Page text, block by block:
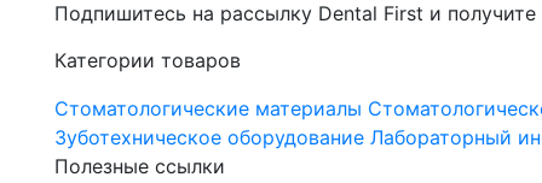
Подпишитесь на рассылку Dental First и
Категории товаров
Стоматологические материалы
Зуботехническое оборудование Лабораторный
Полезные ссылки